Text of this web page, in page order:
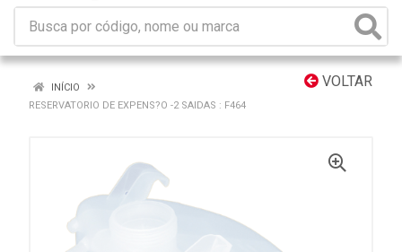
VOLTAR
INÍCIO
RESERVATORIO DE EXPENS?O -2 SAIDAS : F464